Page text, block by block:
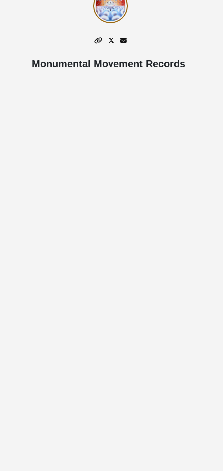
Monumental Movement Records